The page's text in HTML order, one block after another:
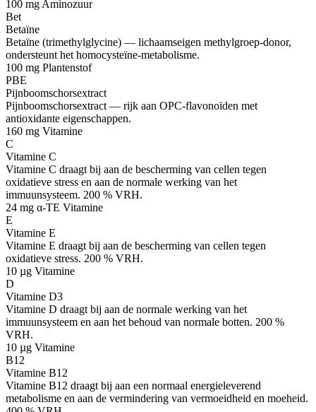
100 mg Aminozuur
Bet
Betaïne
Betaïne (trimethylglycine) — lichaamseigen methylgroep-donor,
ondersteunt het homocysteïne-metabolisme.
100 mg Plantenstof
PBE
Pijnboomschorsextract
Pijnboomschorsextract — rijk aan OPC-flavonoïden met
antioxidante eigenschappen.
160 mg Vitamine
C
Vitamine C
Vitamine C draagt bij aan de bescherming van cellen tegen
oxidatieve stress en aan de normale werking van het
immuunsysteem. 200 % VRH.
24 mg α-TE Vitamine
E
Vitamine E
Vitamine E draagt bij aan de bescherming van cellen tegen
oxidatieve stress. 200 % VRH.
10 µg Vitamine
D
Vitamine D3
Vitamine D draagt bij aan de normale werking van het
immuunsysteem en aan het behoud van normale botten. 200 %
VRH.
10 µg Vitamine
B12
Vitamine B12
Vitamine B12 draagt bij aan een normaal energieleverend
metabolisme en aan de vermindering van vermoeidheid en moeheid.